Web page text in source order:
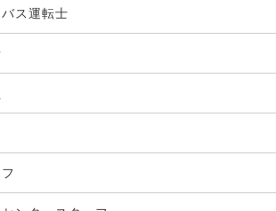
ス運転士